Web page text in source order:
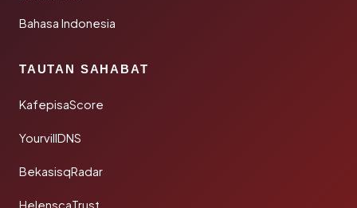
Bahasa Indonesia
TAUTAN SAHABAT
KafepisaScore
YourvillDNS
BekasisqRadar
HelenscaTrust